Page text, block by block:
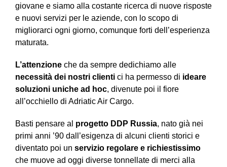
giovane e siamo alla costante ricerca di nuove risposte
e nuovi servizi per le aziende, con lo scopo di
migliorarci ogni giorno, comunque forti dell’esperienza
maturata.
L’attenzione che da sempre dedichiamo alle
necessità dei nostri clienti ci ha permesso di ideare
soluzioni uniche ad hoc, divenute poi il fiore
all’occhiello di Adriatic Air Cargo.
Basti pensare al progetto DDP Russia, nato già nei
primi anni ’90 dall’esigenza di alcuni clienti storici e
diventato poi un servizio regolare e richiestissimo
che muove ad oggi diverse tonnellate di merci alla